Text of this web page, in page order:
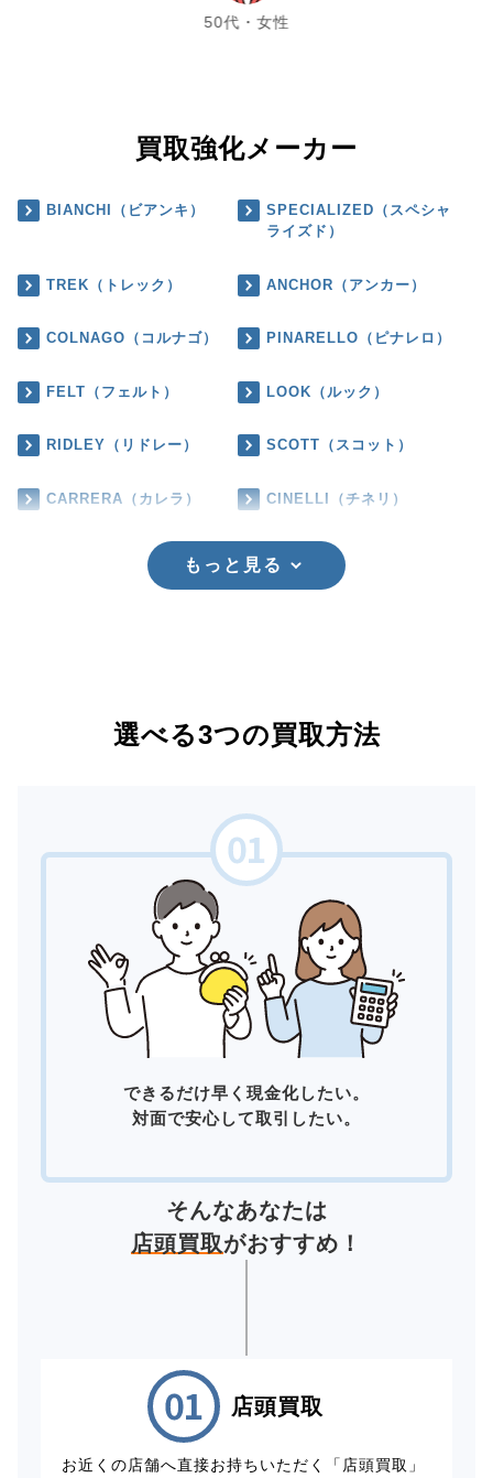
50代・女性
買取強化メーカー
BIANCHI（ビアンキ）
SPECIALIZED（スペシャ
ライズド）
TREK（トレック） ANCHOR（アンカー）
COLNAGO（コルナゴ） PINARELLO（ピナレロ）
FELT（フェルト） LOOK（ルック）
RIDLEY（リドレー） SCOTT（スコット）
CARRERA（カレラ） CINELLI（チネリ）
もっと見る
選べる3つの買取方法
できるだけ早く現金化したい。
対面で安心して取引したい。
そんなあなたは
店頭買取がおすすめ！
店頭買取
お近くの店舗へ直接お持ちいただく「店頭買取」